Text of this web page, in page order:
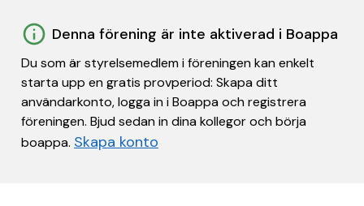
Denna förening är inte aktiverad i Boappa
Du som är styrelsemedlem i föreningen kan enkelt
starta upp en gratis provperiod: Skapa ditt
användarkonto, logga in i Boappa och registrera
föreningen. Bjud sedan in dina kollegor och börja
boappa. Skapa konto